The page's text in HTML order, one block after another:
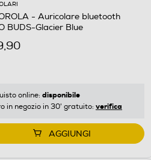
- Auricolare bluetooth
BUDS-Glacier Blue
online: disponibile
in negozio in 30' gratuito: verifica
AGGIUNGI